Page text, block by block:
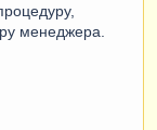
менеджера.